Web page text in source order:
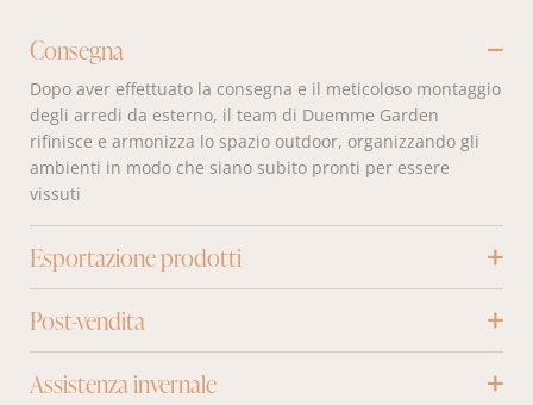
Consegna
Dopo aver effettuato la consegna e il meticoloso montaggio
degli arredi da esterno, il team di Duemme Garden
rifinisce e armonizza lo spazio outdoor, organizzando gli
ambienti in modo che siano subito pronti per essere
vissuti
Esportazione prodotti
Post-vendita
Assistenza invernale